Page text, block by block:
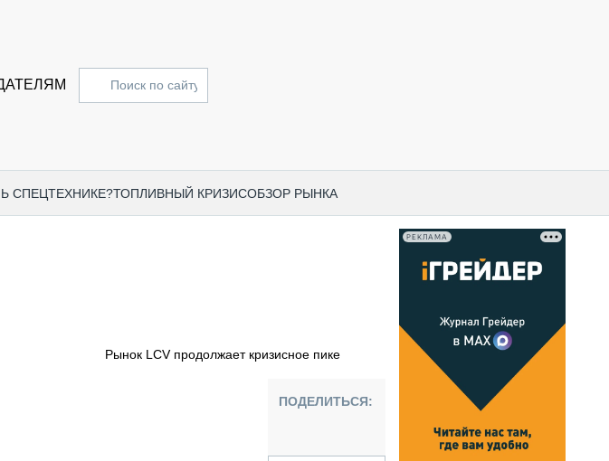
СПЕЦТЕХНИКЕ?ТОПЛИВНЫЙ КРИЗИСОБЗОР РЫНКА
ПОДЪЁМНАЯ ТЕХНИКА
КОММУНАЛЬНАЯ ТЕХНИКА
Рынок LCV продолжает кризисное пике
ПОДЕЛИТЬСЯ:
РЕКЛАМА